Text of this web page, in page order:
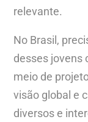
relevante.
No Brasil,
desses jovens
meio de
visão global e
diversos e